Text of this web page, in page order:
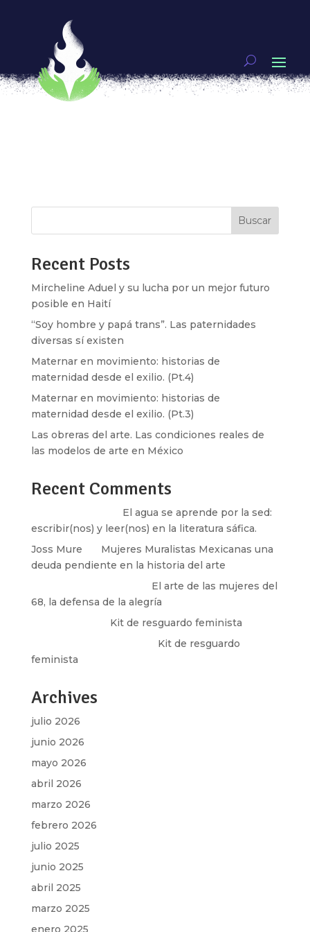
Tamaulipas
pordesarrolloifeminista
Tamaulipas Puedes denunciar por Corrupción,
Pornografía y Prostitución Sexual De Menores e
Buscar
Recent Posts
Mircheline Aduel y su lucha por un mejor futuro
posible en Haití
“Soy hombre y papá trans”. Las paternidades
diversas sí existen
Maternar en movimiento: historias de
maternidad desde el exilio. (Pt.4)
Maternar en movimiento: historias de
maternidad desde el exilio. (Pt.3)
Las obreras del arte. Las condiciones reales de
las modelos de arte en México
Recent Comments
El agua se aprende por la sed:
escribir(nos) y leer(nos) en la literatura sáfica.
Joss Mure
Mujeres Muralistas Mexicanas una
deuda pendiente en la historia del arte
El arte de las mujeres del
68, la defensa de la alegría
Kit de resguardo feminista
Kit de resguardo
feminista
Archives
julio 2026
junio 2026
mayo 2026
abril 2026
marzo 2026
febrero 2026
julio 2025
junio 2025
abril 2025
marzo 2025
enero 2025